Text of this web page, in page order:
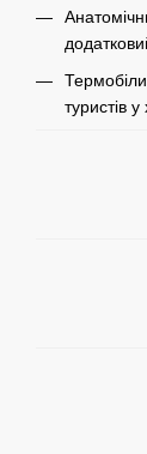
туристів